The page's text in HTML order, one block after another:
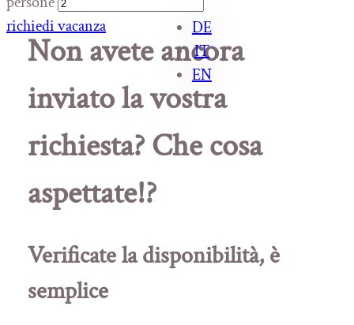
DE
IT
EN
richiedi vacanza
Non avete ancora
inviato la vostra
richiesta? Che cosa
aspettate!?
Verificate la disponibilità, è
semplice